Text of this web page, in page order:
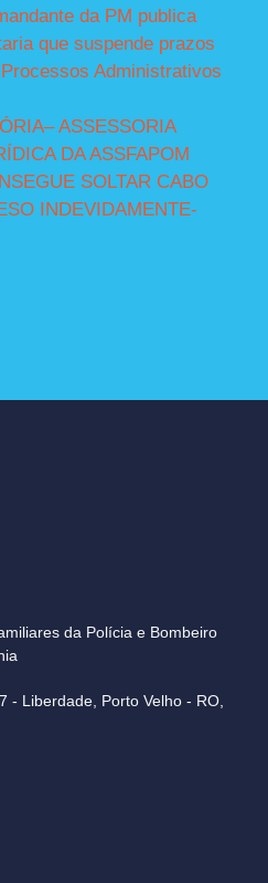
da PM publica
que suspende prazos
Administrativos
ASSESSORIA
DA ASSFAPOM
SOLTAR CABO
INDEVIDAMENTE-
da Polícia e Bombeiro
- Liberdade, Porto Velho - RO,